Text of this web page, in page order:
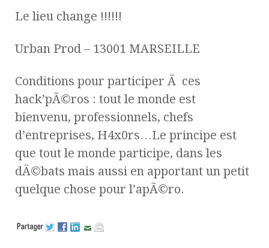
Le lieu change !!!!!!
Urban Prod – 13001 MARSEILLE
Conditions pour participer Ã ces
hack’pÃ©ros : tout le monde est
bienvenu, professionnels, chefs
d’entreprises, H4x0rs…Le principe est
que tout le monde participe, dans les
dÃ©bats mais aussi en apportant un petit
quelque chose pour l’apÃ©ro.